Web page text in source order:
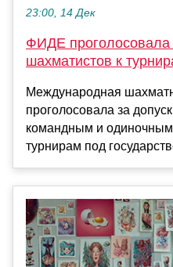
23:00, 14 Дек
ФИДЕ проголосовала
шахматистов к
Международная
проголосовала за
командным и
турнирам под